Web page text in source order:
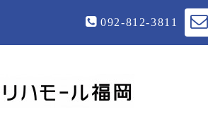
092-812-3811